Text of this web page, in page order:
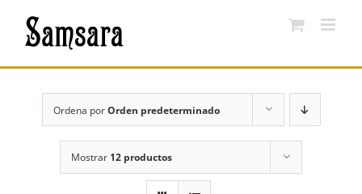
contenido
Ordena porOrden predeterminado
Mostrar 12 productos